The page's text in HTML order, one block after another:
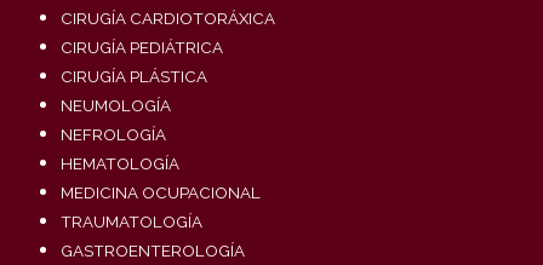
CIRUGÍA CARDIOTORÁXICA
CIRUGÍA PEDIÁTRICA
CIRUGÍA PLÁSTICA
NEUMOLOGÍA
NEFROLOGÍA
HEMATOLOGÍA
MEDICINA OCUPACIONAL
TRAUMATOLOGÍA
GASTROENTEROLOGÍA